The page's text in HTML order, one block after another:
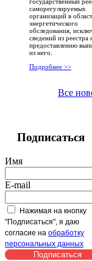
государственный
саморегулируемых
организаций в
энергетического
обследования,
сведений из реестра
предоставлению
из него.
Подробнее >>
Все
Подписаться
Имя
E-mail
Нажимая на кнопку
"Подписаться", я даю
согласие на обработку
персональных данных